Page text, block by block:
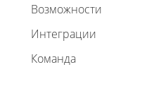
Возможности
Интеграции
Команда